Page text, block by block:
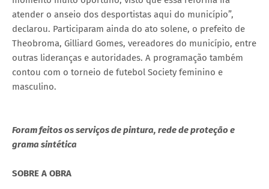
atender o anseio dos desportistas aqui do município”,
declarou. Participaram ainda do ato solene, o prefeito de
Theobroma, Gilliard Gomes, vereadores do município, entre
outras lideranças e autoridades. A programação também
contou com o torneio de futebol Society feminino e
masculino.
Foram feitos os serviços de pintura, rede de proteção e
grama sintética
SOBRE A OBRA